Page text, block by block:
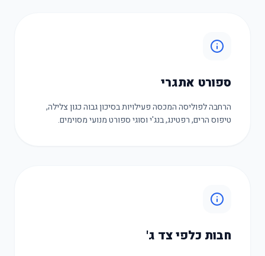
ספורט אתגרי
הרחבה לפוליסה המכסה פעילויות בסיכון גבוה כגון צלילה,
טיפוס הרים, רפטינג, בנג'י וסוגי ספורט מנועי מסוימים.
חבות כלפי צד ג'